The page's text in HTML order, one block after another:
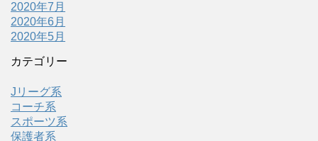
2020年7月
2020年6月
2020年5月
カテゴリー
Jリーグ系
コーチ系
スポーツ系
保護者系